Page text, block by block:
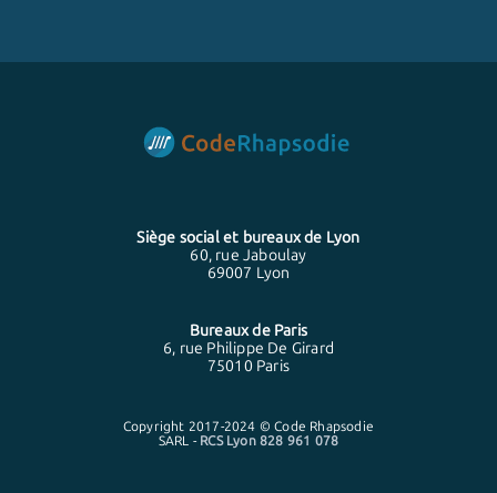
Siège social et bureaux de Lyon
60, rue Jaboulay
69007 Lyon
Bureaux de Paris
6, rue Philippe De Girard
75010 Paris
Copyright 2017-2024 © Code Rhapsodie
SARL - RCS Lyon 828 961 078